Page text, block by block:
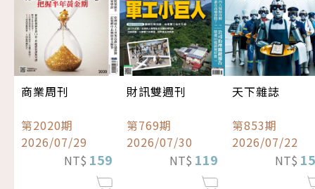
商業周刊
第2020期
2026/07/29
NT$ 159
財訊雙週刊
第769期
2026/07/30
NT$ 119
天下雜誌
第853期
2026/07/22
NT$